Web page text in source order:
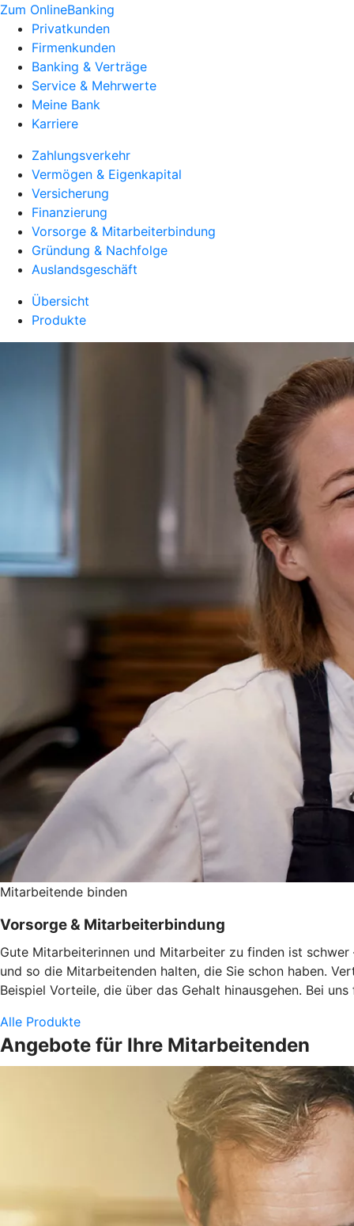
Zum OnlineBanking
Privatkunden
Firmenkunden
Banking & Verträge
Service & Mehrwerte
Meine Bank
Karriere
Zahlungsverkehr
Vermögen & Eigenkapital
Versicherung
Finanzierung
Vorsorge & Mitarbeiterbindung
Gründung & Nachfolge
Auslandsgeschäft
Übersicht
Produkte
Mitarbeitende binden
Vorsorge & Mitarbeiterbindung
Gute Mitarbeiterinnen und Mitarbeiter zu finden ist
und so die Mitarbeitenden halten, die Sie schon haben.
Beispiel Vorteile, die über das Gehalt hinausgehen. Bei
Alle Produkte
Angebote für Ihre Mitarbeitenden